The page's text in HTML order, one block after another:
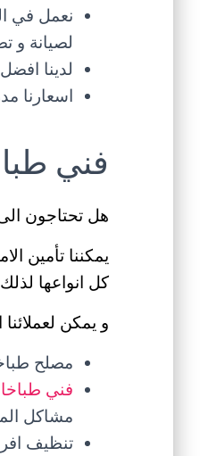
نعمل في
لصيانة و
لدينا
اسعارنا
فني
هل تحتاجون
يمكننا تأمين
كل انواعها
و يمكن
مصلح
فني
مشاكل
تنظيف